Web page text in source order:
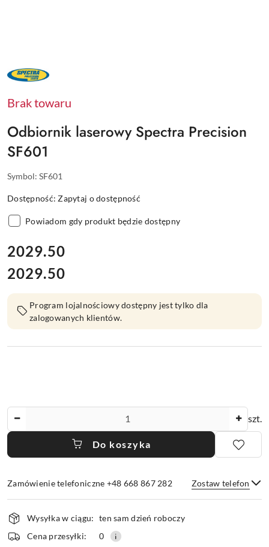
NAZWA
PRODUCENTA:
Brak towaru
Odbiornik laserowy Spectra Precision
SF601
Symbol: SF601
Dostępność:Zapytaj o dostępność
Powiadom gdy produkt będzie dostępny
cena:
2029.50
Cena:
2029.50
Program lojalnościowy dostępny jest tylko dla
zalogowanych klientów.
szt.
Do koszyka
Zamówienie telefoniczne +48 668 867 282 Zostaw telefon
Wyślij
Dostępność
i
dostawa
Wysyłka w ciągu: ten sam dzień roboczy
Cena przesyłki:
0